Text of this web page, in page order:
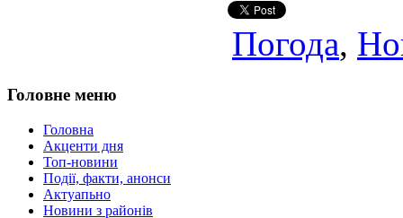
Погода,
Головне меню
Головна
Акценти дня
Топ-новини
Події, факти, анонси
Актуапьно
Новини з районів